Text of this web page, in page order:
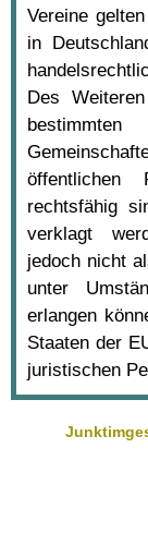
Vereine
in
Des
bestimmten
öffentlichen
rechtsfähig
verklagt
jedoch nicht
unter
erlangen
Staaten der
juristischen